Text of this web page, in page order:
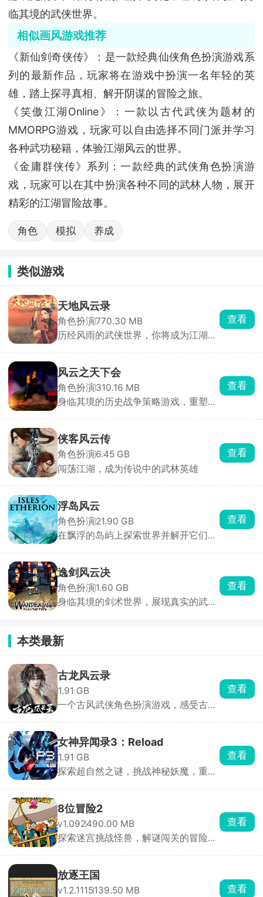
临其境的武侠世界。
相似画风游戏推荐
《新仙剑奇侠传》：是一款经典仙侠角色扮演游戏系
列的最新作品，玩家将在游戏中扮演一名年轻的英
雄，踏上探寻真相、解开阴谋的冒险之旅。
《笑傲江湖Online》：一款以古代武侠为题材的
MMORPG游戏，玩家可以自由选择不同门派并学习
各种武功秘籍，体验江湖风云的世界。
《金庸群侠传》系列：一款经典的武侠角色扮演游
戏，玩家可以在其中扮演各种不同的武林人物，展开
精彩的江湖冒险故事。
角色 模拟 养成
类似游戏
天地风云录
角色扮演770.30 MB
历经风雨的武侠世界，你将成为江湖传
查看
风云之天下会
角色扮演310.16 MB
身临其境的历史战争策略游戏，重塑历
查看
侠客风云传
角色扮演6.45 GB
闯荡江湖，成为传说中的武林英雄
查看
浮岛风云
角色扮演21.90 GB
在飘浮的岛屿上探索世界并解开它们的
查看
逸剑风云决
角色扮演1.60 GB
身临其境的剑术世界，展现真实的武侠
查看
本类最新
古龙风云录
1.91 GB
一个古风武侠角色扮演游戏，感受古龙
查看
女神异闻录3：Reload
1.91 GB
探索超自然之谜，挑战神秘妖魔，重制
查看
8位冒险2
v1.092490.00 MB
探索迷宫挑战怪兽，解谜闯关的冒险游
查看
放逐王国
v1.2.1115139.50 MB
查看